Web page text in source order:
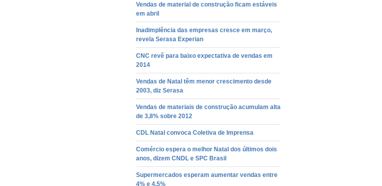
Vendas de material de construção ficam estáveis
em abril
Inadimplência das empresas cresce em março,
revela Serasa Experian
CNC revê para baixo expectativa de vendas em
2014
Vendas de Natal têm menor crescimento desde
2003, diz Serasa
Vendas de materiais de construção acumulam alta
de 3,8% sobre 2012
CDL Natal convoca Coletiva de Imprensa
Comércio espera o melhor Natal dos últimos dois
anos, dizem CNDL e SPC Brasil
Supermercados esperam aumentar vendas entre
4% e 4,5%